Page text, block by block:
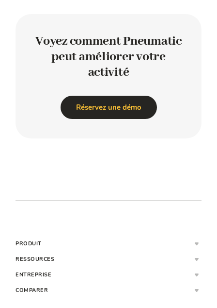
Voyez comment Pneumatic
peut améliorer votre
activité
Réservez une démo
PRODUIT
RESSOURCES
ENTREPRISE
COMPARER